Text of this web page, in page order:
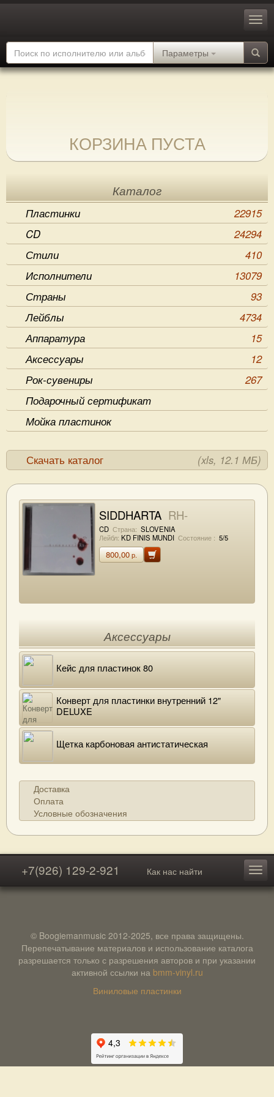
Параметры
КОРЗИНА ПУСТА
Каталог
Пластинки
22915
CD
24294
Стили
410
Исполнители
13079
Страны
93
Лейблы
4734
Аппаратура
15
Аксессуары
12
Рок-сувениры
267
Подарочный сертификат
Мойка пластинок
Скачать каталог (xls, 12.1 МБ)
SIDDHARTA RH-
CD Страна: SLOVENIA
Лейбл: KD FINIS MUNDI Состояние : 5/5
800,00р.
Аксессуары
Кейс для пластинок 80
Конверт для пластинки внутренний 12"
DELUXE
Щетка карбоновая антистатическая
Доставка
Оплата
Условные обозначения
+7(926) 129-2-921 Как нас найти
© Boogiemanmusic 2012-2025, все права защищены.
Перепечатывание материалов и использование каталога
разрешается только с разрешения авторов и при указании
активной ссылки на bmm-vinyl.ru
Виниловые пластинки